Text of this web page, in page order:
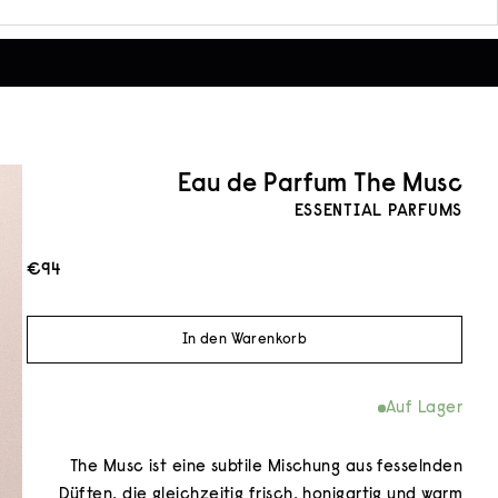
Eau de Parfum The Musc
ESSENTIAL PARFUMS
Angebot
€94
In den Warenkorb
Auf Lager
The Musc ist eine subtile Mischung aus fesselnden